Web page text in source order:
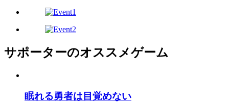
サポーターのオススメゲーム
眠れる勇者は目覚めない